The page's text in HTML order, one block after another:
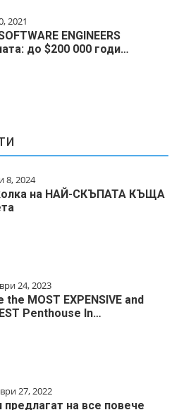
2021
ENGINEERS
до $200 000 годи…
8, 2024
на НАЙ-СКЪПАТА КЪЩА
24, 2023
the MOST EXPENSIVE and
Penthouse In…
27, 2022
предлагат на все повече